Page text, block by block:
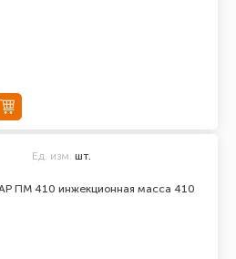
ПМ 410 инжекционная масса 410
Ед. изм. шт.